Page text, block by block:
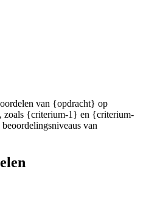
van {opdracht} op
zoals {criterium-1} en {criterium-
van